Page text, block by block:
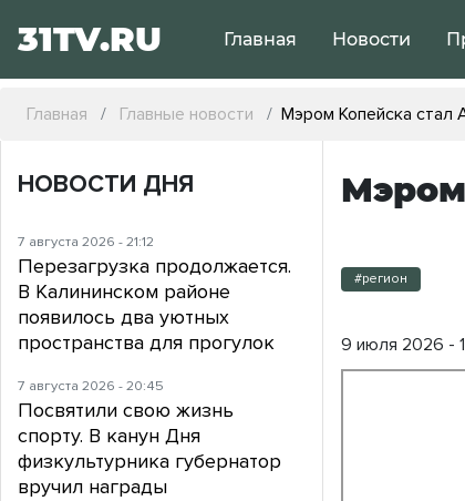
31TV.RU Главная Новости
Главная Главные новости Мэром Копейска стал
#регион
9 июля 2026 -
НОВОСТИ ДНЯ
7 августа 2026 - 21:12
Перезагрузка продолжается.
В Калининском районе
появилось два уютных
пространства для прогулок
7 августа 2026 - 20:45
Посвятили свою жизнь
спорту. В канун Дня
физкультурника губернатор
вручил награды